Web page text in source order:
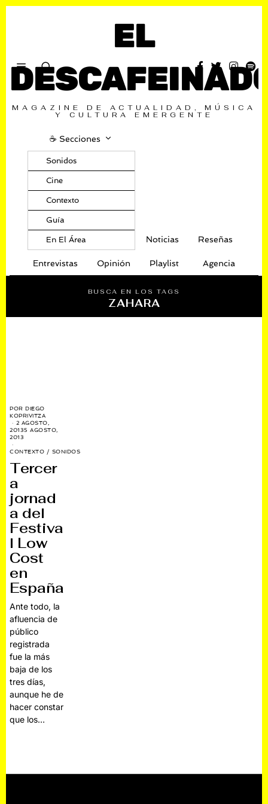
EL
MAGAZINE DE ACTUALIDAD, MÚSICA
Y CULTURA EMERGENTE
☕️ Secciones
Sonidos
Cine
Contexto
Guía
En El Área Noticias Reseñas
Entrevistas Opinión Playlist Agencia
BUSCA EN LOS TAGS
ZAHARA
PORDIEGO
KOPRIVITZA
2 AGOSTO,
20135 AGOSTO,
2013
CONTEXTO / SONIDOS
Tercer
a
jornad
a del
Festiva
l Low
Cost
en
España
Ante todo, la
afluencia de
público
registrada
fue la más
baja de los
tres días,
aunque he de
hacer constar
que los…